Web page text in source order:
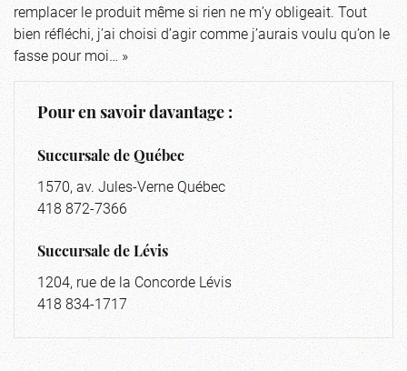
remplacer le produit même si rien ne m’y obligeait. Tout
bien réfléchi, j’ai choisi d’agir comme j’aurais voulu qu’on le
fasse pour moi… »
Pour en savoir davantage :
Succursale de Québec
1570, av. Jules-Verne Québec
418 872-7366
Succursale de Lévis
1204, rue de la Concorde Lévis
418 834-1717